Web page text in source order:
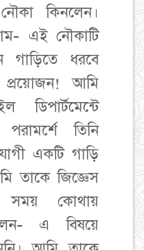
নৌকা কিনলেন।
এই নৌকাটি
ধরবে
আমি
ডিপার্টমেন্টে
তিনি
একটি গাড়ি
তাকে জিজ্ঞেস
সময় কোথায়
এ বিষয়ে